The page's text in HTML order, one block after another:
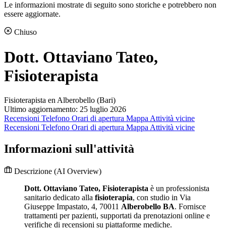
Le informazioni mostrate di seguito sono storiche e potrebbero non
essere aggiornate.
Chiuso
Dott. Ottaviano Tateo,
Fisioterapista
Fisioterapista en Alberobello (Bari)
Ultimo aggiornamento: 25 luglio 2026
Recensioni Telefono Orari di apertura Mappa Attività vicine
Recensioni Telefono Orari di apertura Mappa Attività vicine
Informazioni sull'attività
Descrizione (AI Overview)
Dott. Ottaviano Tateo, Fisioterapista è un professionista
sanitario dedicato alla fisioterapia, con studio in Via
Giuseppe Impastato, 4, 70011 Alberobello BA. Fornisce
trattamenti per pazienti, supportati da prenotazioni online e
verifiche di recensioni su piattaforme mediche.